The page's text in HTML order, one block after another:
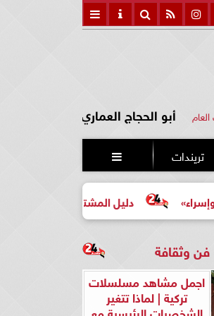
أبو الحجاج العماري
تريندات 
دليل المشتري لأول مرة لاختيار
فن وثقافة
اجمل مشاهد مسلسلات
تركية | لماذا تتغير